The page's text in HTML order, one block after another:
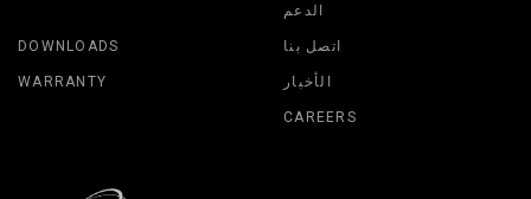
الدعم
DOWNLOADS
WARRANTY
اتصل بنا
الأخبار
CAREERS